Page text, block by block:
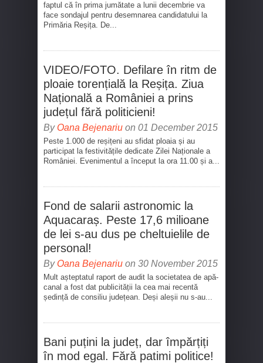
faptul că în prima jumătate a lunii decembrie va
face sondajul pentru desemnarea candidatului la
Primăria Reșița. De...
VIDEO/FOTO. Defilare în ritm de
ploaie torențială la Reșița. Ziua
Națională a României a prins
județul fără politicieni!
By Oana Bejenariu on 01 December 2015
Peste 1.000 de reșițeni au sfidat ploaia și au
participat la festivitățile dedicate Zilei Naționale a
României. Evenimentul a început la ora 11.00 și a...
Fond de salarii astronomic la
Aquacaraș. Peste 17,6 milioane
de lei s-au dus pe cheltuielile de
personal!
By Oana Bejenariu on 30 November 2015
Mult așteptatul raport de audit la societatea de apă-
canal a fost dat publicității la cea mai recentă
ședință de consiliu județean. Deși aleșii nu s-au...
Bani puțini la județ, dar împărțiți
în mod egal. Fără patimi politice!